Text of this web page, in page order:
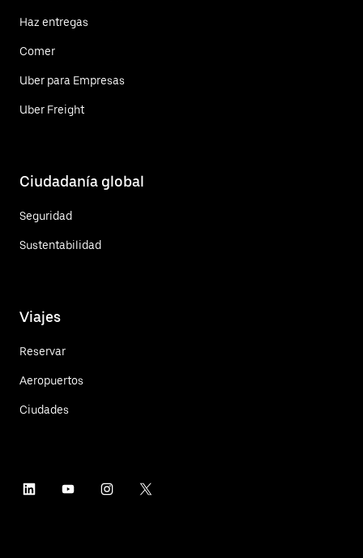
Haz entregas
Comer
Uber para Empresas
Uber Freight
Ciudadanía global
Seguridad
Sustentabilidad
Viajes
Reservar
Aeropuertos
Ciudades